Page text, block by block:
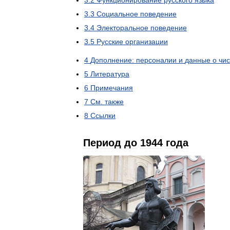
3 3 Социальное поведение
3 4 Электоральное поведение
3 5 Русские организации
4 Дополнение: персоналии и данные о
5 Литература
6 Примечания
7 См также
8 Ссылки
Период до 1944 года